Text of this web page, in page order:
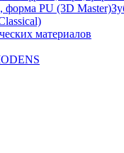
форма PU (3D Master)
материалов